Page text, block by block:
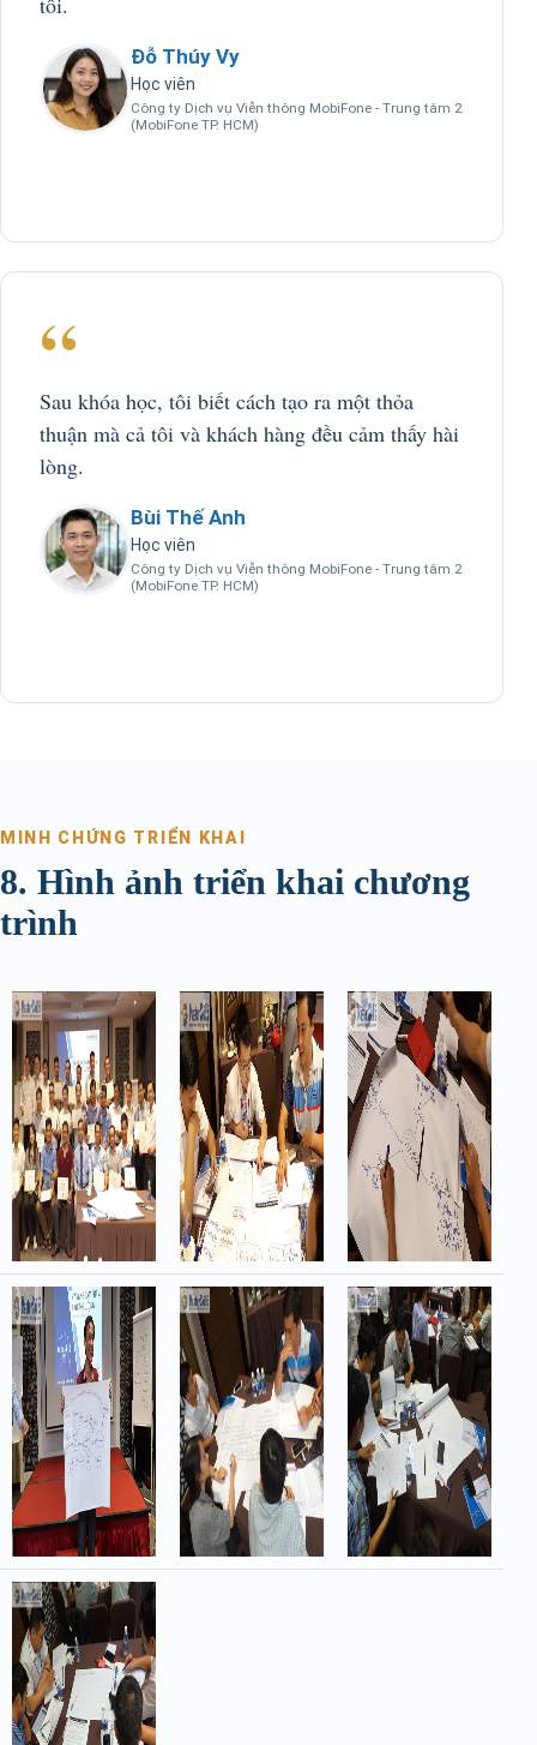
Đỗ Thúy Vy
Học viên
Công ty Dịch vụ Viễn thông MobiFone - Trung tâm 2
(MobiFone TP. HCM)
“
Sau khóa học, tôi biết cách tạo ra một thỏa
thuận mà cả tôi và khách hàng đều cảm thấy hài
lòng.
Bùi Thế Anh
Học viên
Công ty Dịch vụ Viễn thông MobiFone - Trung tâm 2
(MobiFone TP. HCM)
MINH CHỨNG TRIỂN KHAI
8. Hình ảnh triển khai chương
trình